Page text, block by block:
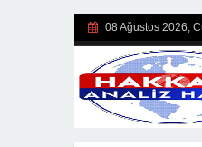
08 Ağustos 2026,